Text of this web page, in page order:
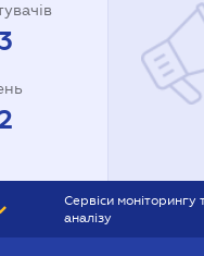
Сервіси моніторингу
аналізу